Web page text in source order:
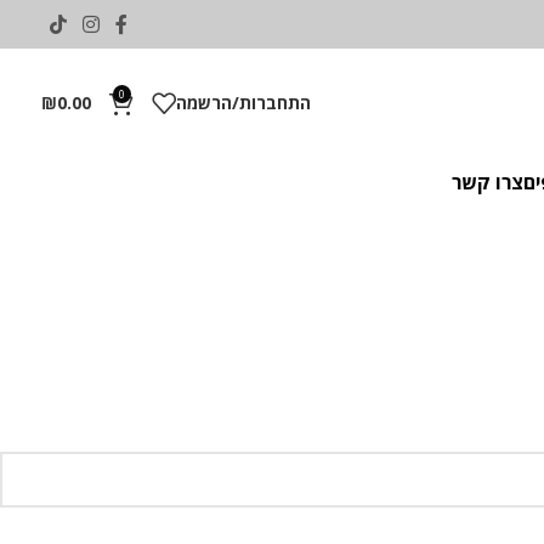
התחברות/הרשמה 0
₪0.00
צרו קשר